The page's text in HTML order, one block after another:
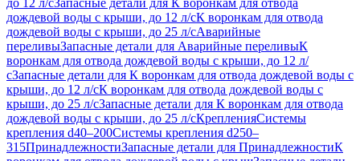
до 12 л/сЗапасные детали для К воронкам для отвода
дождевой воды с крыши, до 12 л/сК воронкам для отвода
дождевой воды с крыши, до 25 л/сАварийные
переливыЗапасные детали для Аварийные переливыК
воронкам для отвода дождевой воды с крыши, до 12 л/
сЗапасные детали для К воронкам для отвода дождевой воды с
крыши, до 12 л/сК воронкам для отвода дождевой воды с
крыши, до 25 л/сЗапасные детали для К воронкам для отвода
дождевой воды с крыши, до 25 л/сКрепленияСистемы
крепления d40–200Системы крепления d250–
315ПринадлежностиЗапасные детали для ПринадлежностиК